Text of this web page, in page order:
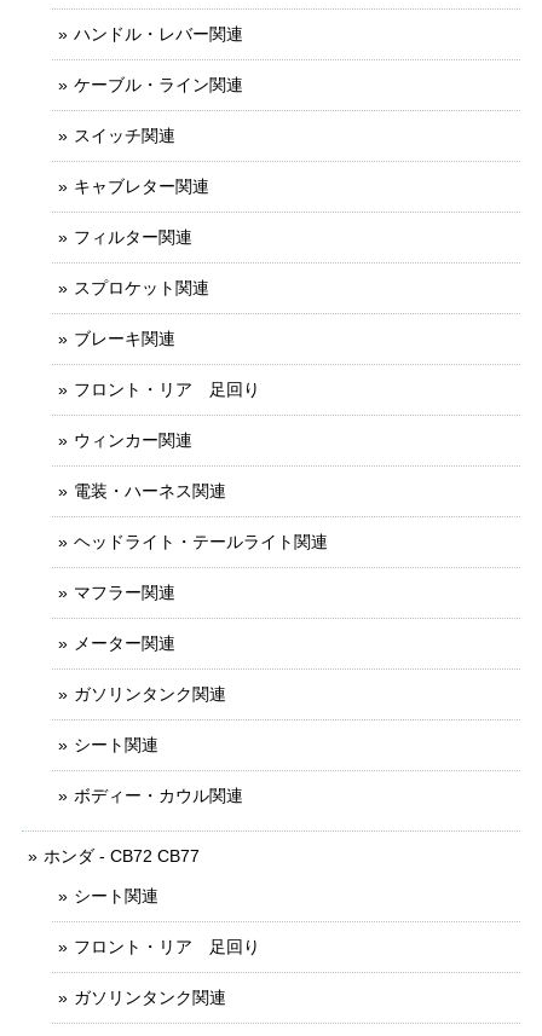
ハンドル・レバー関連
ケーブル・ライン関連
スイッチ関連
キャブレター関連
フィルター関連
スプロケット関連
ブレーキ関連
フロント・リア 足回り
ウィンカー関連
電装・ハーネス関連
ヘッドライト・テールライト関連
マフラー関連
メーター関連
ガソリンタンク関連
シート関連
ボディー・カウル関連
ホンダ - CB72 CB77
シート関連
フロント・リア 足回り
ガソリンタンク関連